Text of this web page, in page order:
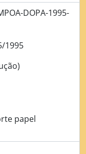
de serviços
documental
imobiliário
da Câmara de Vereadores)
Ambiental
DOPA-1995-
1995
papel